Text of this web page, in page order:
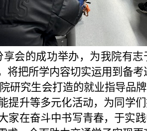
会的成功举办，为我院有
将把所学内容切实运用到备考
院研究生会打造的就业指导品
提升等多元化活动，为同学
家在奋斗中书写青春，于实